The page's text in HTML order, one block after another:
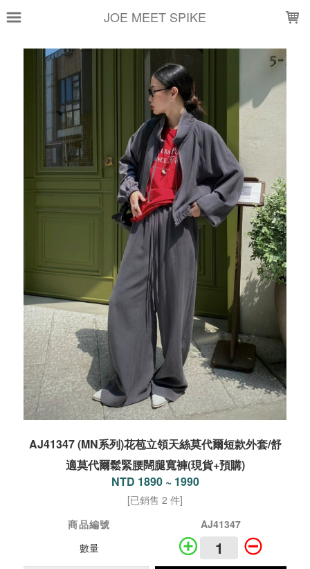
JOE MEET SPIKE
AJ41347 (MN系列)花苞立領天絲莫代爾短款外套/舒
適莫代爾鬆緊腰闊腿寬褲(現貨+預購)
NTD 1890 ~ 1990
[已銷售 2 件]
商品編號
AJ41347
數量